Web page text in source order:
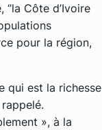
Côte d’Ivoire
pour la région,
qui est la richesse
», à la